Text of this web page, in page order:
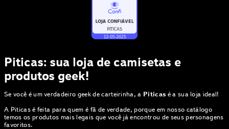
Piticas: sua loja de camisetas e
produtos geek!
Se você é um verdadeiro geek de carteirinha, a Piticas é a sua loja ideal!
A Piticas é feita para quem é fã de verdade, porque em nosso catálogo
temos os produtos mais legais que você já encontrou de seus personagens
favoritos.